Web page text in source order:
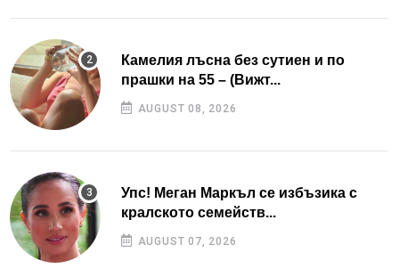
Камелия лъсна без сутиен и по
прашки на 55 – (Вижт...
AUGUST 08, 2026
Упс! Меган Маркъл се избъзика с
кралското семейств...
AUGUST 07, 2026